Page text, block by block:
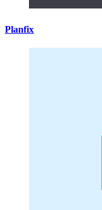
Planfix